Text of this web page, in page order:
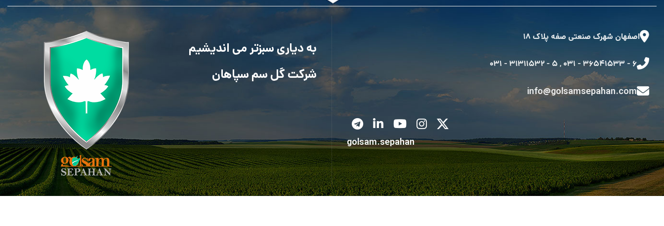
به دیاری سبزتر می اندیشیم
شرکت گل سم سپاهان
اصفهان شهرک صنعتی صفه پلاک ۱۸
۶ - ۳۶۵۴۱۵۳۳ - ۰۳۱ , ۵ - ۳۱۳۱۱۵۳۲ - ۰۳۱
info@golsamsepahan.com
golsam.sepahan